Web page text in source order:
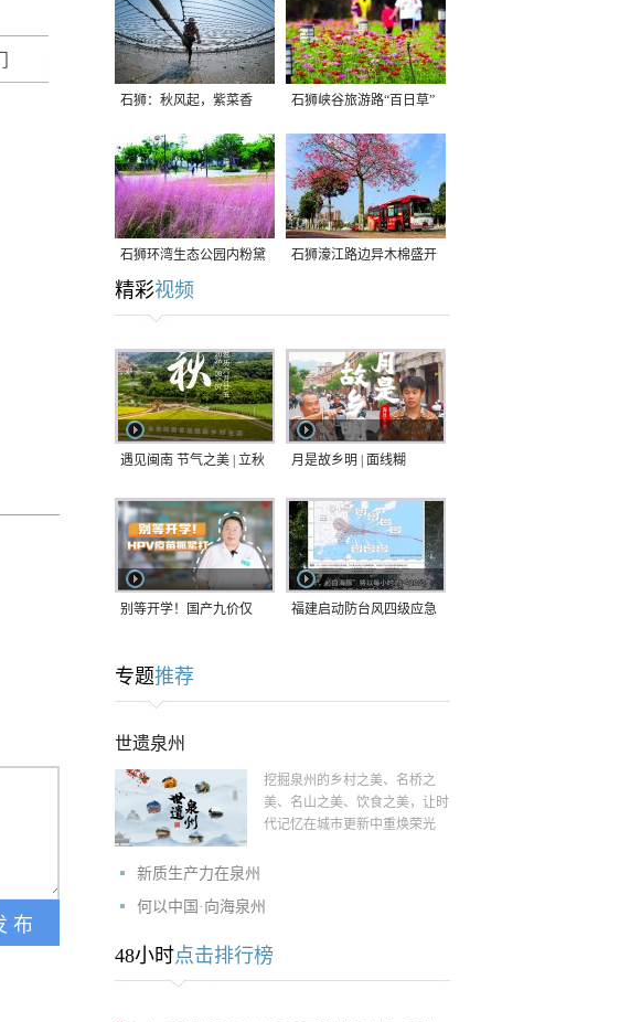
石狮：秋风起，紫菜香 石狮峡谷旅游路“百日草”
争相斗艳
石狮环湾生态公园内粉黛
乱子草盛放
石狮濠江路边异木棉盛开
精彩视频
遇见闽南 节气之美 | 立秋 月是故乡明 | 面线糊
别等开学！国产九价仅
紧打
福建启动防台风四级应急
专题推荐
世遗泉州
挖掘泉州的乡村之美、名桥之
美、名山之美、饮食之美，让时
代记忆在城市更新中重焕荣光
新质生产力在泉州
何以中国·向海泉州
48小时点击排行榜